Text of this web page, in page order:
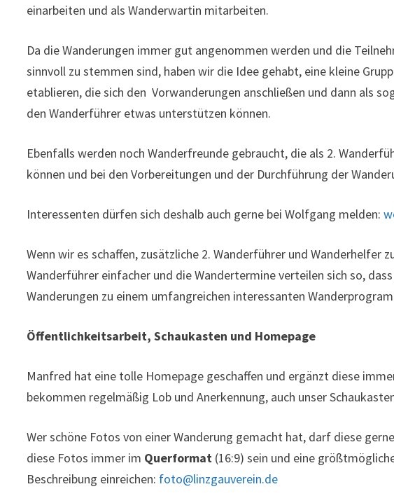
einarbeiten und als Wanderwartin mitarbeiten.
Da die Wanderungen immer gut angenommen werden und die
sinnvoll zu stemmen sind, haben wir die Idee gehabt, eine kleine
etablieren, die sich den Vorwanderungen anschließen und dann als
den Wanderführer etwas unterstützen können.
Ebenfalls werden noch Wanderfreunde gebraucht, die als 2.
können und bei den Vorbereitungen und der Durchführung der
Interessenten dürfen sich deshalb auch gerne bei Wolfgang melden:
Wenn wir es schaffen, zusätzliche 2. Wanderführer und Wanderhelfer
Wanderführer einfacher und die Wandertermine verteilen sich so,
Wanderungen zu einem umfangreichen interessanten
Öffentlichkeitsarbeit, Schaukasten und Homepage
Manfred hat eine tolle Homepage geschaffen und ergänzt diese
bekommen regelmäßig Lob und Anerkennung, auch unser
Wer schöne Fotos von einer Wanderung gemacht hat, darf diese
diese Fotos immer im Querformat (16:9) sein und eine
Beschreibung einreichen: foto@linzgauverein.de